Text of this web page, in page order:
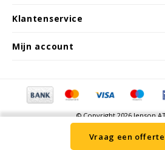
Vraag een
Klantenservice
Mijn account
© Copyright 2026 Jenson